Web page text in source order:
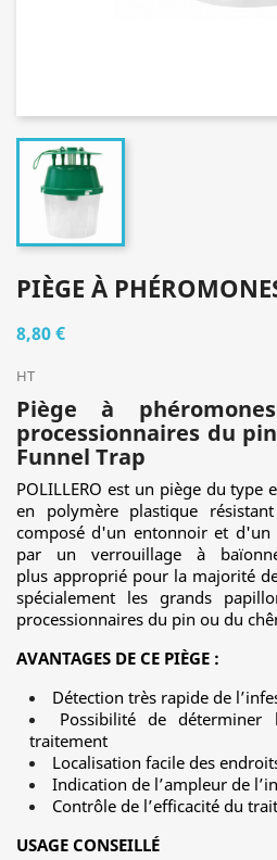
PIÈGE À
8,80 €
HT
Piège à
processionnaires du
Funnel Trap
POLILLERO est un piège du
en polymère plastique
composé d'un entonnoir et d'un
par un verrouillage à
plus approprié pour la majorité
spécialement les grands
processionnaires du pin ou du
AVANTAGES DE CE PIÈGE :
Détection très rapide de
Possibilité de
traitement
Localisation facile des
Indication de l’ampleur de
Contrôle de l’efficacité du
USAGE CONSEILLÉ